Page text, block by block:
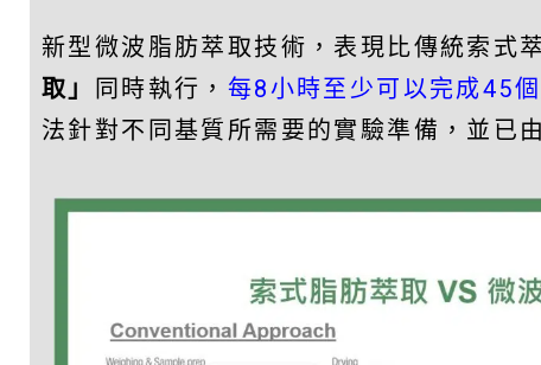
新型微波脂肪萃取技術，表現比傳統索式
取」
同時執行， 每8小時至少可以完成45
法針對不同基質所需要的實驗準備，並已